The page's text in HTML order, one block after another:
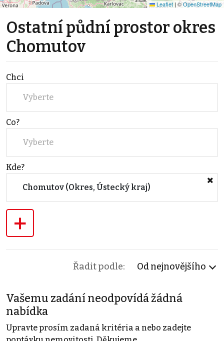
Leaflet | ©OpenStreetMap
Ostatní půdní prostor okres
Chomutov
Chci
Vyberte
Co?
Vyberte
Kde?
Chomutov (Okres, Ústecký kraj)
+
Řadit podle: Od nejnovějšího
Vašemu zadání neodpovídá žádná
nabídka
Upravte prosím zadaná kritéria a nebo zadejte